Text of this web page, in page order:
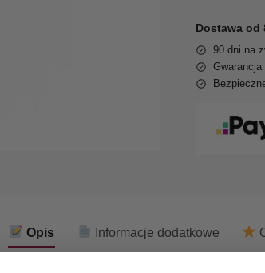
Dostawa od
90 dni na
Opis Informacje dodatkowe